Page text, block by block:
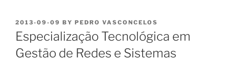
POSTED
ON
2013-09-09 BY PEDRO VASCONCELOS
Especialização Tecnológica em
Gestão de Redes e Sistemas